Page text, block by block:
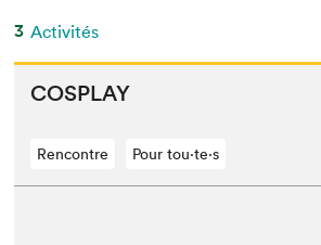
3 Activités
COS­PLAY
Rencontre Pour tou⋅te⋅s